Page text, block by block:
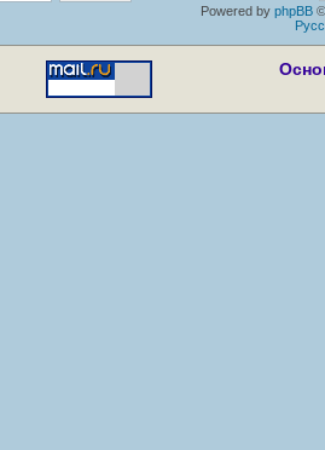
Powered by phpBB